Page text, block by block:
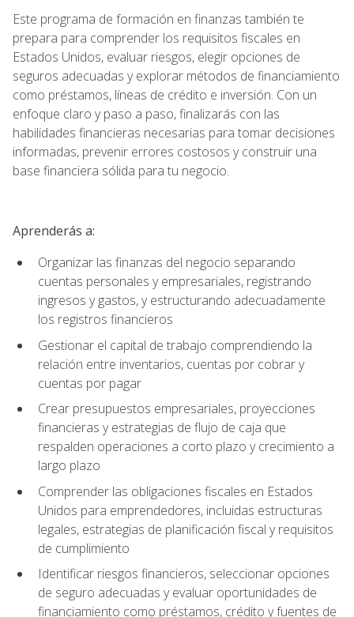
Este programa de formación en finanzas también te
prepara para comprender los requisitos fiscales en
Estados Unidos, evaluar riesgos, elegir opciones de
seguros adecuadas y explorar métodos de financiamiento
como préstamos, líneas de crédito e inversión. Con un
enfoque claro y paso a paso, finalizarás con las
habilidades financieras necesarias para tomar decisiones
informadas, prevenir errores costosos y construir una
base financiera sólida para tu negocio.
Aprenderás a:
Organizar las finanzas del negocio separando
cuentas personales y empresariales, registrando
ingresos y gastos, y estructurando adecuadamente
los registros financieros
Gestionar el capital de trabajo comprendiendo la
relación entre inventarios, cuentas por cobrar y
cuentas por pagar
Crear presupuestos empresariales, proyecciones
financieras y estrategias de flujo de caja que
respalden operaciones a corto plazo y crecimiento a
largo plazo
Comprender las obligaciones fiscales en Estados
Unidos para emprendedores, incluidas estructuras
legales, estrategias de planificación fiscal y requisitos
de cumplimiento
Identificar riesgos financieros, seleccionar opciones
de seguro adecuadas y evaluar oportunidades de
financiamiento como préstamos, crédito y fuentes de